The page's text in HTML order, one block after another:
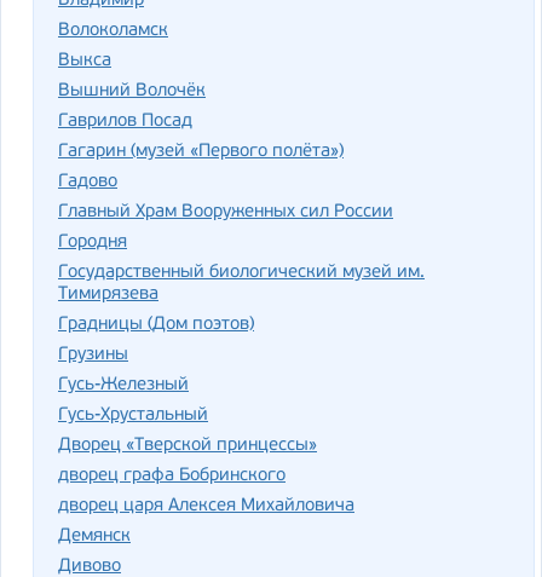
Волоколамск
Выкса
Вышний Волочёк
Гаврилов Посад
Гагарин (музей «Первого полёта»)
Гадово
Главный Храм Вооруженных сил России
Городня
Государственный биологический музей им.
Тимирязева
Градницы (Дом поэтов)
Грузины
Гусь-Железный
Гусь-Хрустальный
Дворец «Тверской принцессы»
дворец графа Бобринского
дворец царя Алексея Михайловича
Демянск
Дивово